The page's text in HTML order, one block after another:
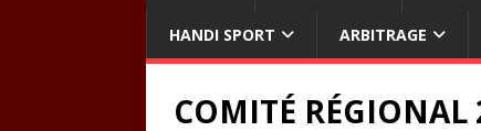
HANDI SPORT ARBITRAGE
COMITÉ